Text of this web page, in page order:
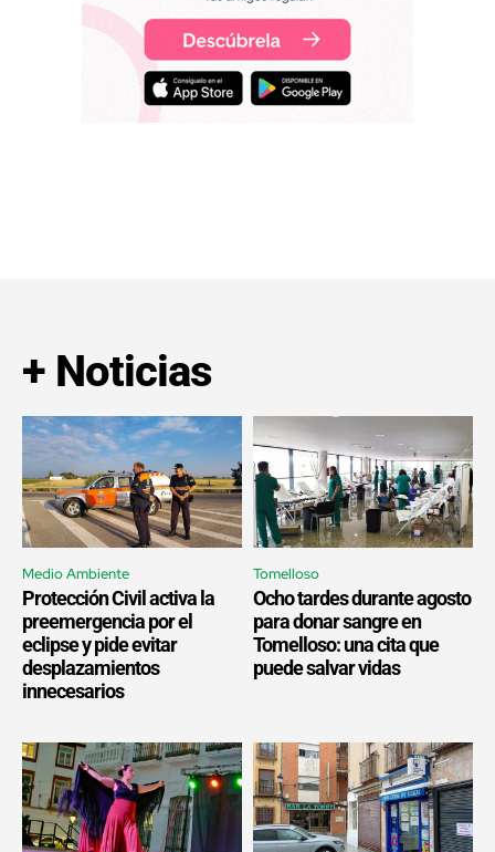
+ Noticias
Medio Ambiente
Protección Civil activa la
preemergencia por el
eclipse y pide evitar
desplazamientos
innecesarios
Tomelloso
Ocho tardes durante agosto
para donar sangre en
Tomelloso: una cita que
puede salvar vidas